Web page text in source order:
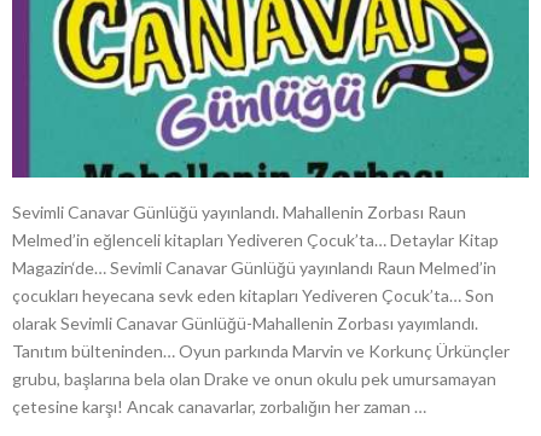
Sevimli Canavar Günlüğü yayınlandı. Mahallenin Zorbası Raun
Melmed’in eğlenceli kitapları Yediveren Çocuk’ta… Detaylar Kitap
Magazin‘de… Sevimli Canavar Günlüğü yayınlandı Raun Melmed’in
çocukları heyecana sevk eden kitapları Yediveren Çocuk’ta… Son
olarak Sevimli Canavar Günlüğü-Mahallenin Zorbası yayımlandı.
Tanıtım bülteninden… Oyun parkında Marvin ve Korkunç Ürkünçler
grubu, başlarına bela olan Drake ve onun okulu pek umursamayan
çetesine karşı! Ancak canavarlar, zorbalığın her zaman …